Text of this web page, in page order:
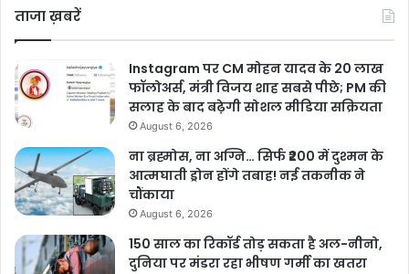
ताजा ख़बरें
Instagram पर CM मोहन यादव के 20 लाख
फॉलोअर्स, मंत्री विजय शाह सबसे पीछे; PM की
सलाह के बाद बढ़ेगी सोशल मीडिया सक्रियता
August 6, 2026
ना ब्रह्मोस, ना अग्नि… सिर्फ ₹200 में दुश्मन के
आत्मघाती ड्रोन होंगे तबाह! नई तकनीक ने
चौंकाया
August 6, 2026
150 साल का रिकॉर्ड तोड़ सकता है अल-नीनो,
दुनिया पर मंडरा रहा भीषण गर्मी का खतरा